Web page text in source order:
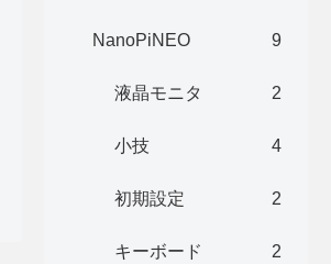
NanoPiNEO 9
液晶モニタ 2
小技 4
初期設定 2
キーボード 2